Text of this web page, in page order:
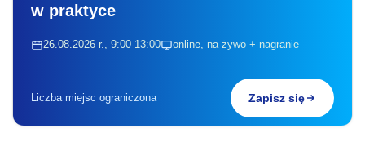
w praktyce
26.08.2026 r., 9:00-13:00 online, na żywo + nagranie
Liczba miejsc ograniczona Zapisz się